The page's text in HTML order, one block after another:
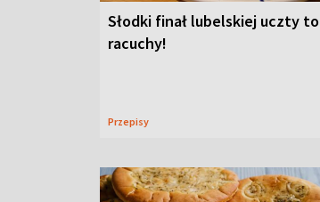
Słodki finał lubelskiej uczty to
racuchy!
Przepisy